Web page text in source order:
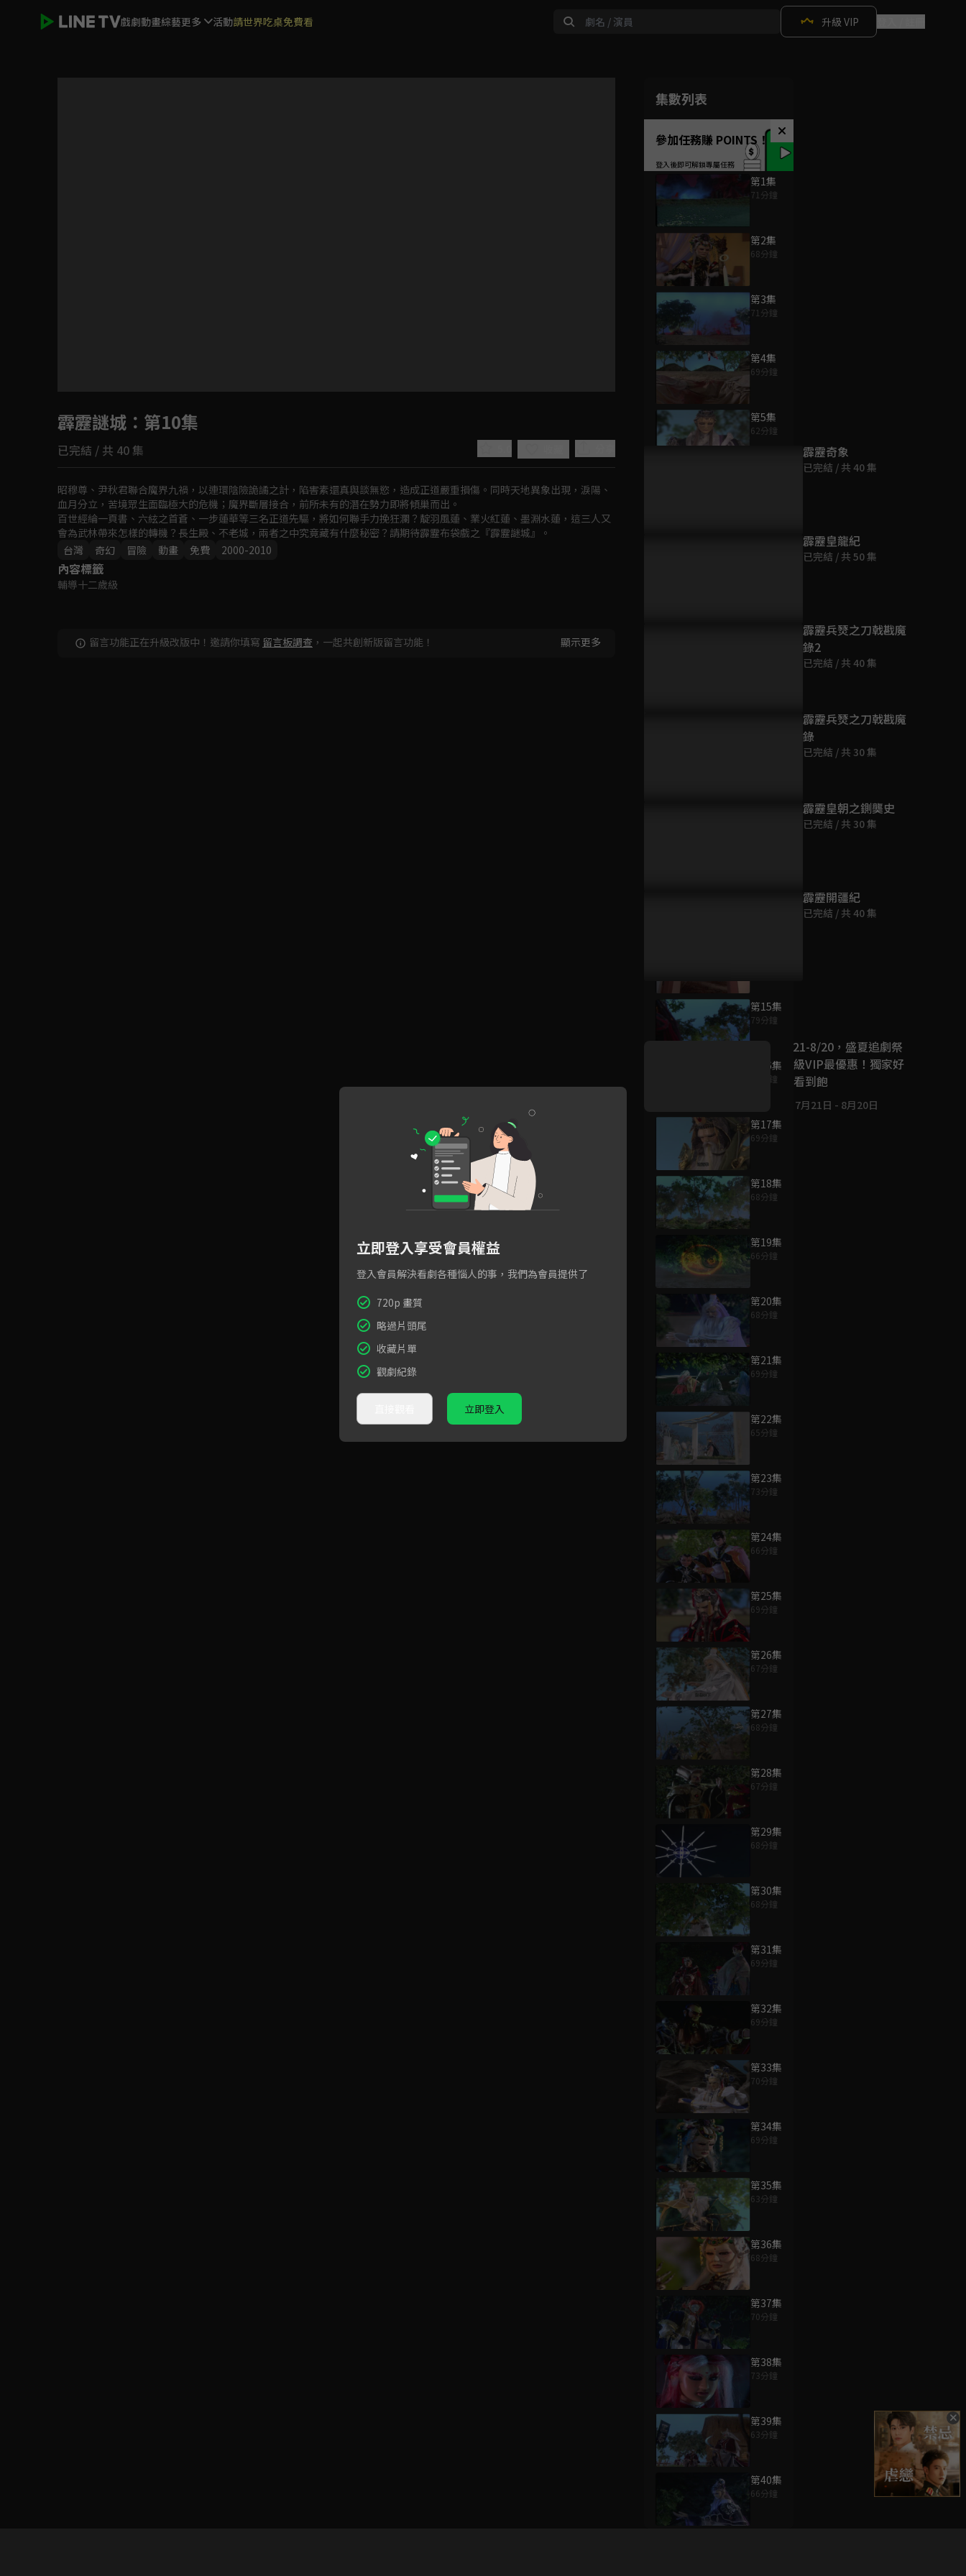
戲劇動畫綜藝更多 活動請世界吃桌免費看 升級 VIP
如有不便請見諒
集數列表
參加任務賺 POINTS！
第1集
71分鐘
第2集
68分鐘
第3集
71分鐘
第4集
69分鐘
第5集
62分鐘
第15集
79分鐘
第16集
69分鐘
第17集
69分鐘
第18集
68分鐘
第19集
66分鐘
第20集
68分鐘
第21集
69分鐘
第22集
65分鐘
第23集
73分鐘
第24集
66分鐘
第25集
69分鐘
第26集
67分鐘
第27集
68分鐘
第28集
67分鐘
第29集
68分鐘
第30集
68分鐘
第31集
69分鐘
第32集
69分鐘
第33集
70分鐘
第34集
69分鐘
第35集
63分鐘
第36集
68分鐘
第37集
70分鐘
第38集
73分鐘
第39集
63分鐘
第40集
66分鐘
霹靂謎城 ：第10集
已完結 / 共 40 集
昭穆尊、尹秋君聯合魔界九禍，以連環陰險詭譎之計，陷害素還真與談無慾，造成正道嚴重損傷。同時天地異象出現，淚陽、
血月分立，苦境眾生面臨極大的危機；魔界斷層接合，前所未有的潛在勢力即將傾巢而出。
百世經綸一頁書、六絃之首蒼、一步蓮華等三名正道先驅，將如何聯手力挽狂瀾？靛羽風蓮、業火紅蓮、墨淵水蓮，這三人又
會為武林帶來怎樣的轉機？長生殿、不老城，兩者之中究竟藏有什麼秘密？請期待霹靂布袋戲之『霹靂謎城』。
台灣
奇幻 冒險 動畫 免費 2000-2010
內容標籤
輔導十二歲級
留言功能正在升級改版中！邀請你填寫 留言板調查 ，一起共創新版留言功能！ 顯示更多
為您推薦
霹靂奇象
已完結 / 共 40 集
霹靂皇龍紀
已完結 / 共 50 集
霹靂兵燹之刀戟戡魔
錄2
已完結 / 共 40 集
霹靂兵燹之刀戟戡魔
錄
已完結 / 共 30 集
霹靂皇朝之鍘龑史
已完結 / 共 30 集
霹靂開疆紀
已完結 / 共 40 集
好康資訊
7/21-8/20，盛夏追劇祭
升級VIP最優惠！獨家好
戲看到飽
7月21日 - 8月20日
立即登入享受會員權益
登入會員解決看劇各種惱人的事，我們為會員提供了
720p 畫質
略過片頭尾
收藏片單
觀劇紀錄
立即登入